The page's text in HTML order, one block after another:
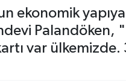
ekonomik
Palandöken,
var ülkemizde.